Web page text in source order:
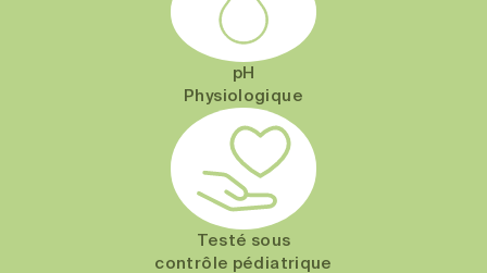
pH
Physiologique
Testé sous
contrôle pédiatrique